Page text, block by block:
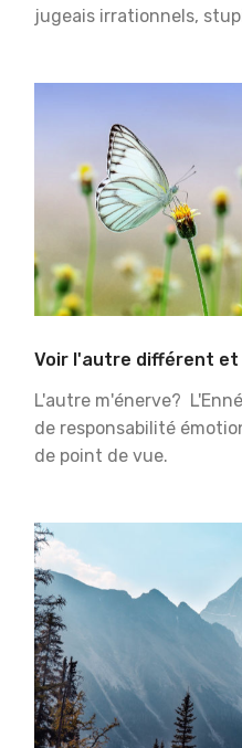
jugeais irrationnels,
Voir l'autre différent et
L'autre m'énerve?
de responsabilité
de point de vue.